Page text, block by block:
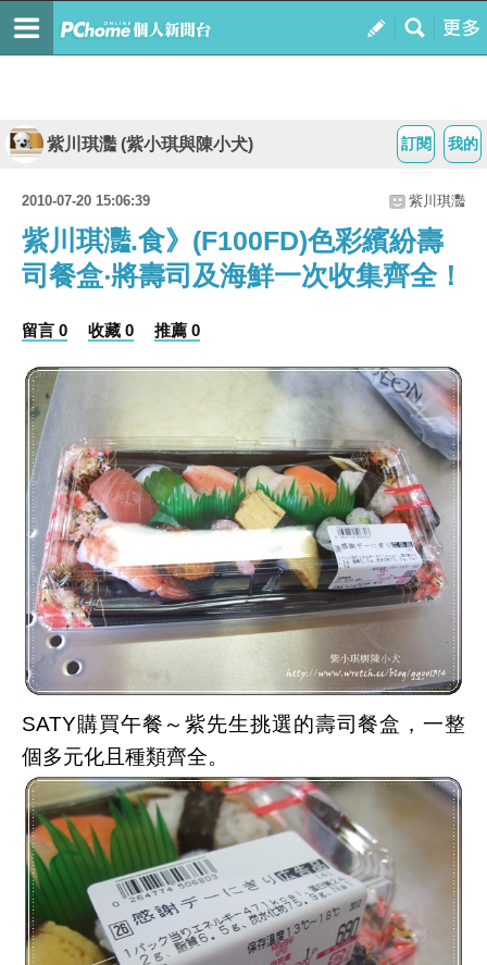
我的
訂閱
紫川琪灩 (紫小琪與陳小犬)
2010-07-20 15:06:39 紫川琪灩
紫川琪灩.食》(F100FD)色彩繽紛壽
司餐盒‧將壽司及海鮮一次收集齊全！
留言 0 收藏 0 推薦 0
SATY購買午餐～紫先生挑選的壽司餐盒，一整
個多元化且種類齊全。